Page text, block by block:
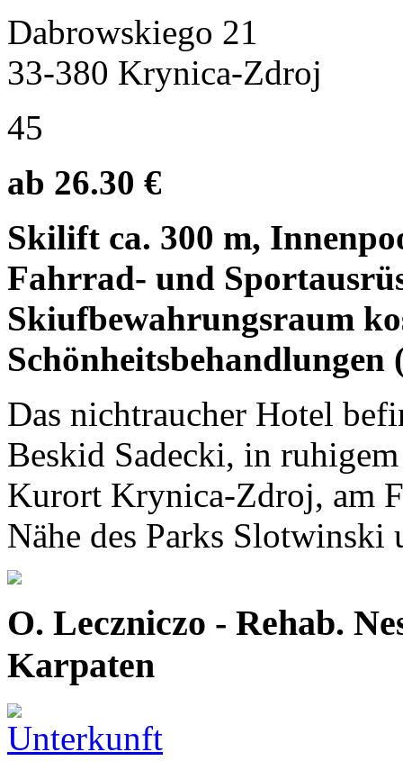
Dabrowskiego 21
33-380 Krynica-Zdroj
45
ab 26.30 €
Skilift ca. 300 m,
Fahrrad- und
Skiufbewahrungsraum
Schönheitsbehandlungen
Das nichtraucher Hotel
Beskid Sadecki, in
Kurort Krynica-Zdroj, am
Nähe des Parks
O. Leczniczo - Rehab.
Karpaten